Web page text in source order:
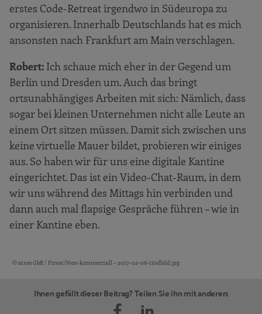
erstes Code-Retreat irgendwo in Südeuropa zu
organisieren. Innerhalb Deutschlands hat es mich
ansonsten nach Frankfurt am Main verschlagen.
Robert: Ich schaue mich eher in der Gegend um
Berlin und Dresden um. Auch das bringt
ortsunabhängiges Arbeiten mit sich: Nämlich, dass
sogar bei kleinen Unternehmen nicht alle Leute an
einem Ort sitzen müssen. Damit sich zwischen uns
keine virtuelle Mauer bildet, probieren wir einiges
aus. So haben wir für uns eine digitale Kantine
eingerichtet. Das ist ein Video-Chat-Raum, in dem
wir uns während des Mittags hin verbinden und
dann auch mal flapsige Gespräche führen – wie in
einer Kantine eben.
Bildquellen und Copyright-Hinweise
© atroo GbR / Privat/Non-kommerziell – 2017-02-06-titelbild.jpg
Ihnen gefällt dieser Beitrag? Teilen Sie ihn mit anderen: